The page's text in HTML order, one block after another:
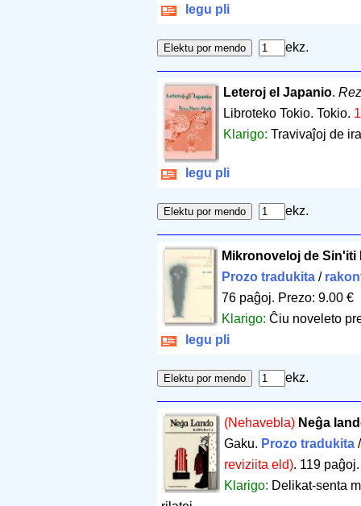
legu pli
ekz.
Leteroj el Japanio.
Libroteko Tokio. Tokio.
Klarigo: Travivaĵoj de
legu pli
ekz.
Mikronoveloj de Sin'iti
Prozo tradukita /
76 paĝoj. Prezo: 9.00 €
Klarigo: Ĉiu noveleto
legu pli
ekz.
(Nehavebla) Neĝa
Gaku. Prozo tradukita
reviziita eld). 119 paĝoj
Klarigo: Delikat-senta